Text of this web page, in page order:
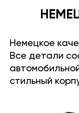
Немецкое
Все детали
стильный